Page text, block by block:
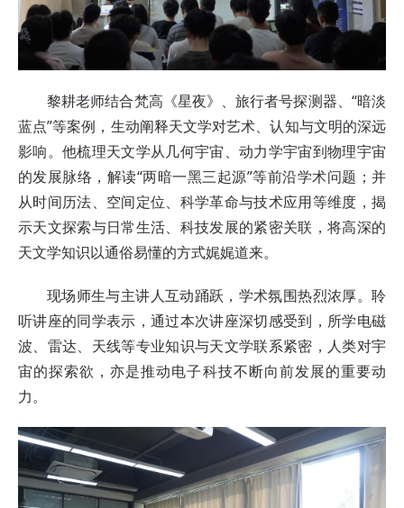
黎耕老师结合梵高《星夜》、旅行者号探测器、“暗淡
蓝点”等案例，生动阐释天文学对艺术、认知与文明的深远
影响。他梳理天文学从几何宇宙、动力学宇宙到物理宇宙
的发展脉络，解读“两暗一黑三起源”等前沿学术问题；并
从时间历法、空间定位、科学革命与技术应用等维度，揭
示天文探索与日常生活、科技发展的紧密关联，将高深的
天文学知识以通俗易懂的方式娓娓道来。
现场师生与主讲人互动踊跃，学术氛围热烈浓厚。聆
听讲座的同学表示，通过本次讲座深切感受到，所学电磁
波、雷达、天线等专业知识与天文学联系紧密，人类对宇
宙的探索欲，亦是推动电子科技不断向前发展的重要动
力。